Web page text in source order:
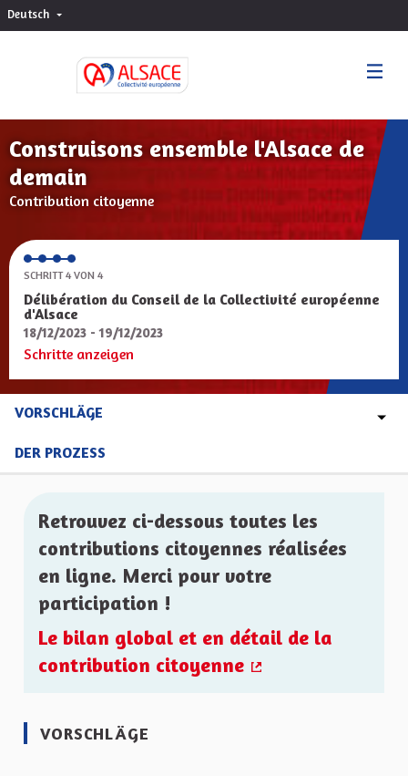
Deutsch Choisir la langue
Construisons ensemble l'Alsace de
demain
Contribution citoyenne
SCHRITT 4 VON 4
Délibération du Conseil de la Collectivité européenne
d'Alsace
18/12/2023 - 19/12/2023
Schritte anzeigen
VORSCHLÄGE
DER PROZESS
Retrouvez ci-dessous toutes les
contributions citoyennes réalisées
en ligne. Merci pour votre
participation !
Le bilan global et en détail de la
contribution citoyenne
VORSCHLÄGE